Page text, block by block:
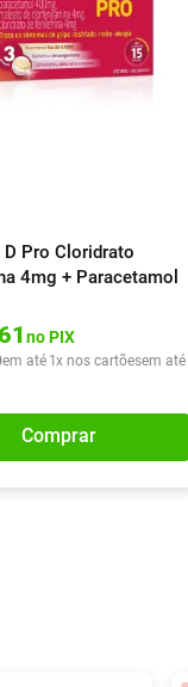
Pro Cloridrato
4mg + Paracetamol
4mg 16
no PIX
em até 1x nos cartõesem até
Comprar